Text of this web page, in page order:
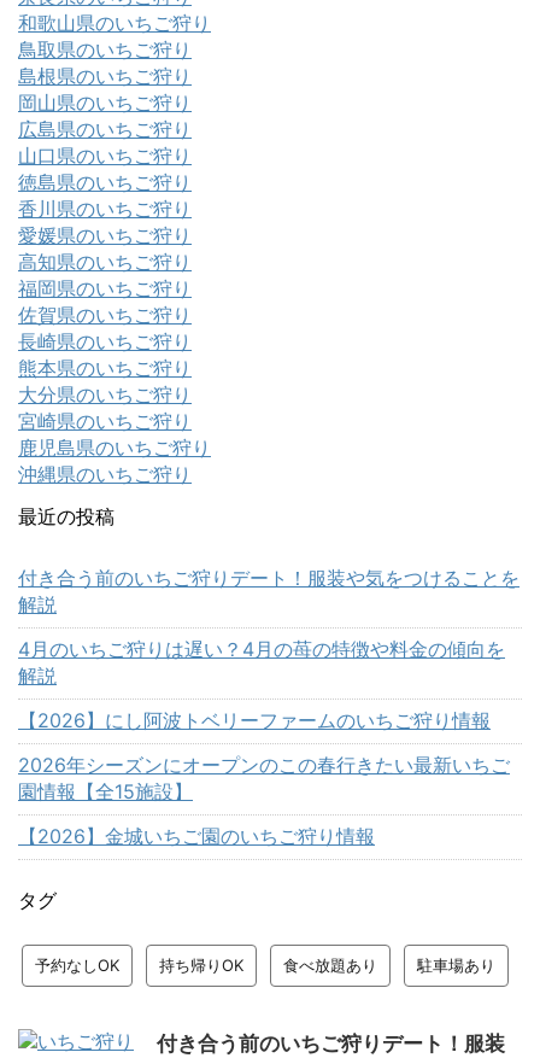
和歌山県のいちご狩り
鳥取県のいちご狩り
島根県のいちご狩り
岡山県のいちご狩り
広島県のいちご狩り
山口県のいちご狩り
徳島県のいちご狩り
香川県のいちご狩り
愛媛県のいちご狩り
高知県のいちご狩り
福岡県のいちご狩り
佐賀県のいちご狩り
長崎県のいちご狩り
熊本県のいちご狩り
大分県のいちご狩り
宮崎県のいちご狩り
鹿児島県のいちご狩り
沖縄県のいちご狩り
最近の投稿
付き合う前のいちご狩りデート！服装や気をつけることを
解説
4月のいちご狩りは遅い？4月の苺の特徴や料金の傾向を
解説
【2026】にし阿波トベリーファームのいちご狩り情報
2026年シーズンにオープンのこの春行きたい最新いちご
園情報【全15施設】
【2026】金城いちご園のいちご狩り情報
タグ
予約なしOK 持ち帰りOK 食べ放題あり 駐車場あり
付き合う前のいちご狩りデート！服装